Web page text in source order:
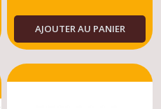
AJOUTER AU PANIER